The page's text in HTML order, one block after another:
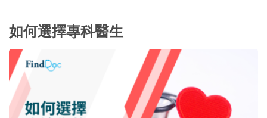
如何選擇專科醫生